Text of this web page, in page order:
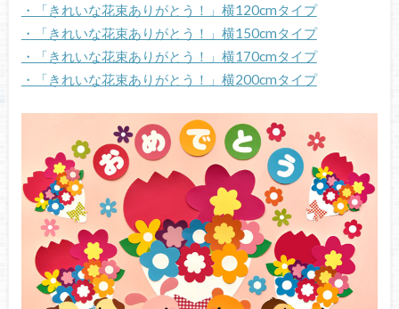
・「きれいな花束ありがとう！」横120cmタイプ
・「きれいな花束ありがとう！」横150cmタイプ
・「きれいな花束ありがとう！」横170cmタイプ
・「きれいな花束ありがとう！」横200cmタイプ